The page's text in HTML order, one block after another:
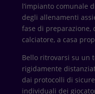
l’impianto comunale
degli allenamenti
fase di preparazione,
calciatore, a casa
Bello ritrovarsi su un
rigidamente
dai protocolli di
individuali dei